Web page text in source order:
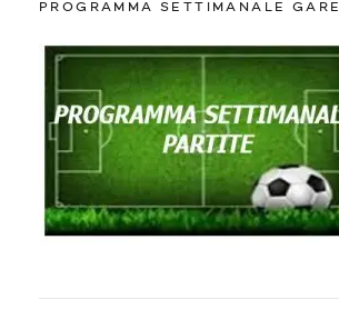
PROGRAMMA SETTIMANALE GARE